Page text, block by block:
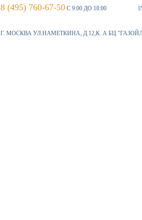
8 (495) 760-67-50 С 9:00 ДО 18:00
Г. МОСКВА УЛ.НАМЕТКИНА, Д.12,К. А БЦ